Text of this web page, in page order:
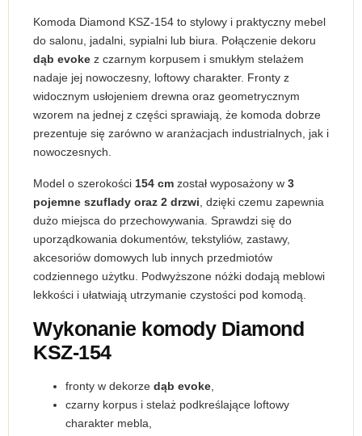
Komoda Diamond KSZ-154 to stylowy i praktyczny mebel
do salonu, jadalni, sypialni lub biura. Połączenie dekoru
dąb evoke z czarnym korpusem i smukłym stelażem
nadaje jej nowoczesny, loftowy charakter. Fronty z
widocznym usłojeniem drewna oraz geometrycznym
wzorem na jednej z części sprawiają, że komoda dobrze
prezentuje się zarówno w aranżacjach industrialnych, jak i
nowoczesnych.
Model o szerokości 154 cm został wyposażony w 3
pojemne szuflady oraz 2 drzwi , dzięki czemu zapewnia
dużo miejsca do przechowywania. Sprawdzi się do
uporządkowania dokumentów, tekstyliów, zastawy,
akcesoriów domowych lub innych przedmiotów
codziennego użytku. Podwyższone nóżki dodają meblowi
lekkości i ułatwiają utrzymanie czystości pod komodą.
Wykonanie komody Diamond
KSZ-154
fronty w dekorze dąb evoke
czarny korpus i stelaż podkreślające loftowy
charakter mebla,